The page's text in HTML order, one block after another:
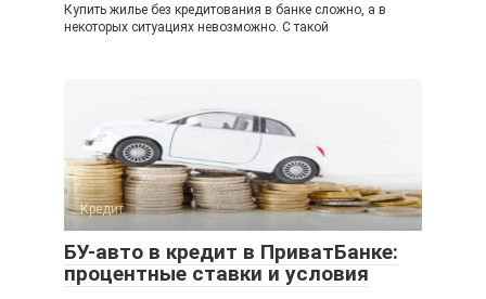
Купить жилье без кредитования в банке сложно, а в
некоторых ситуациях невозможно. С такой
Кредит
БУ-авто в кредит в ПриватБанке:
процентные ставки и условия